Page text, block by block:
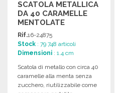
SCATOLA METALLICA
DA 40 CARAMELLE
MENTOLATE
Rif.16-24875
Stock : 79 748 articoli
Dimensioni : 1.4 cm
Scatola di metallo con circa 40
caramelle alla menta senza
zucchero, riutilizzabile come